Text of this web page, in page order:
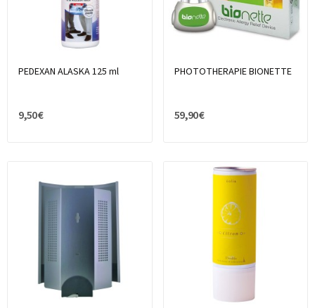
PEDEXAN ALASKA 125 ml
9,50 €
PHOTOTHERAPIE BIONETTE
59,90 €